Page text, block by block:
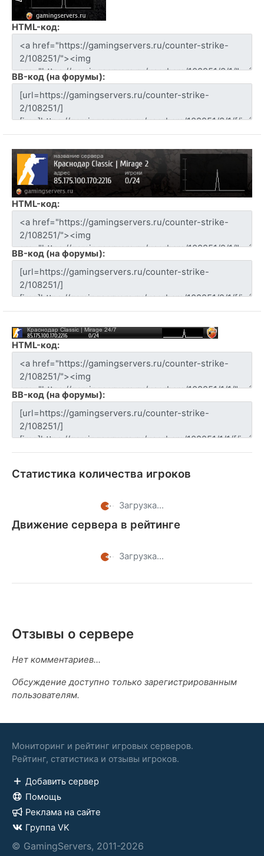
HTML-код:
BB-код (на форумы):
HTML-код:
BB-код (на форумы):
HTML-код:
BB-код (на форумы):
Статистика количества игроков
Загрузка...
Движение сервера в рейтинге
Загрузка...
Отзывы о сервере
Нет комментариев...
Обсуждение доступно только зарегистрированным
пользователям.
Мониторинг и рейтинг игровых серверов.
Рейтинг, статистика и отзывы игроков.
Добавить сервер
Помощь
Реклама на сайте
Группа VK
© GamingServers, 2011-2026